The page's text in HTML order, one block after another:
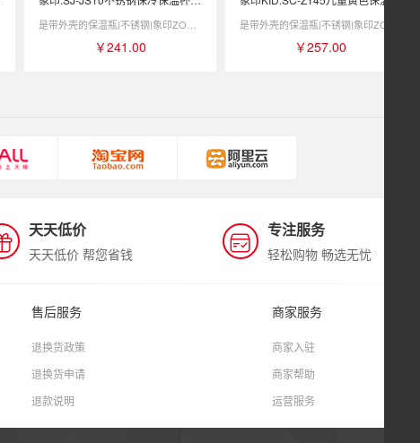
￥241.00 ￥257.00
天天低价
天天低价 帮您省钱
专注服务
轻松购物 畅选无忧
售后服务
退换货政策
退换货申请
退款说明
商家服务
商家入驻
商家帮助
运营服务